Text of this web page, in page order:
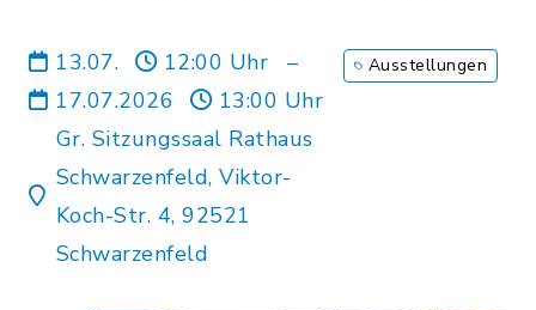
13.07. 12:00 Uhr
–
17.07.2026
13:00 Uhr
Gr. Sitzungssaal Rathaus
Schwarzenfeld, Viktor-
Koch-Str. 4, 92521
Schwarzenfeld
Ausstellungen